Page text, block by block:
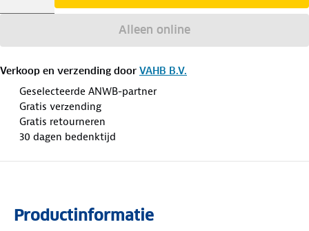
Alleen online
Verkoop en verzending door VAHB B.V.
Geselecteerde ANWB-partner
Gratis verzending
Gratis retourneren
30 dagen bedenktijd
Productinformatie